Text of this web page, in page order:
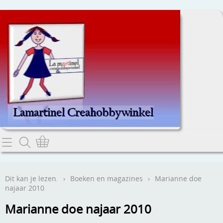
Home
Contact
Webwinkel
Dit kan je lezen. › Boeken en magazines › Marianne doe
najaar 2010
Marianne doe najaar 2010